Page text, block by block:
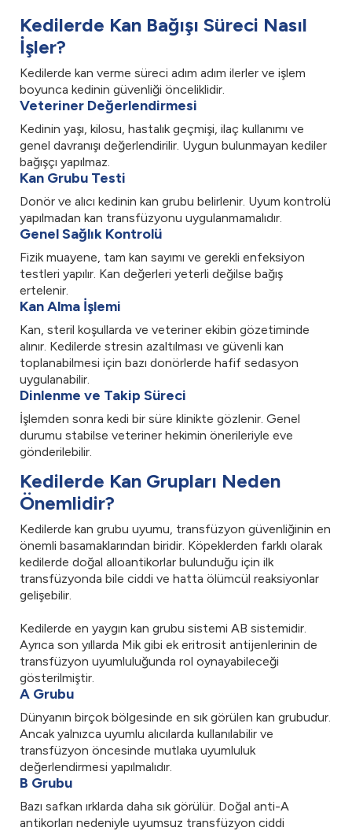
Kedilerde Kan Bağışı Süreci Nasıl
İşler?
Kedilerde kan verme süreci adım adım ilerler ve işlem
boyunca kedinin güvenliği önceliklidir.
Veteriner Değerlendirmesi
Kedinin yaşı, kilosu, hastalık geçmişi, ilaç kullanımı ve
genel davranışı değerlendirilir. Uygun bulunmayan kediler
bağışçı yapılmaz.
Kan Grubu Testi
Donör ve alıcı kedinin kan grubu belirlenir. Uyum kontrolü
yapılmadan kan transfüzyonu uygulanmamalıdır.
Genel Sağlık Kontrolü
Fizik muayene, tam kan sayımı ve gerekli enfeksiyon
testleri yapılır. Kan değerleri yeterli değilse bağış
ertelenir.
Kan Alma İşlemi
Kan, steril koşullarda ve veteriner ekibin gözetiminde
alınır. Kedilerde stresin azaltılması ve güvenli kan
toplanabilmesi için bazı donörlerde hafif sedasyon
uygulanabilir.
Dinlenme ve Takip Süreci
İşlemden sonra kedi bir süre klinikte gözlenir. Genel
durumu stabilse veteriner hekimin önerileriyle eve
gönderilebilir.
Kedilerde Kan Grupları Neden
Önemlidir?
Kedilerde kan grubu uyumu, transfüzyon güvenliğinin en
önemli basamaklarından biridir. Köpeklerden farklı olarak
kedilerde doğal alloantikorlar bulunduğu için ilk
transfüzyonda bile ciddi ve hatta ölümcül reaksiyonlar
gelişebilir.
Kedilerde en yaygın kan grubu sistemi AB sistemidir.
Ayrıca son yıllarda Mik gibi ek eritrosit antijenlerinin de
transfüzyon uyumluluğunda rol oynayabileceği
gösterilmiştir.
A Grubu
Dünyanın birçok bölgesinde en sık görülen kan grubudur.
Ancak yalnızca uyumlu alıcılarda kullanılabilir ve
transfüzyon öncesinde mutlaka uyumluluk
değerlendirmesi yapılmalıdır.
B Grubu
Bazı safkan ırklarda daha sık görülür. Doğal anti-A
antikorları nedeniyle uyumsuz transfüzyon ciddi